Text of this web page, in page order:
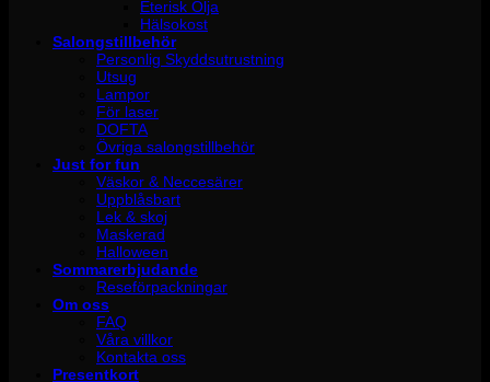
Eterisk Olja
Hälsokost
Salongstillbehör
Personlig Skyddsutrustning
Utsug
Lampor
För laser
DOFTA
Övriga salongstillbehör
Just for fun
Väskor & Neccesärer
Uppblåsbart
Lek & skoj
Maskerad
Halloween
Sommarerbjudande
Reseförpackningar
Om oss
FAQ
Våra villkor
Kontakta oss
Presentkort